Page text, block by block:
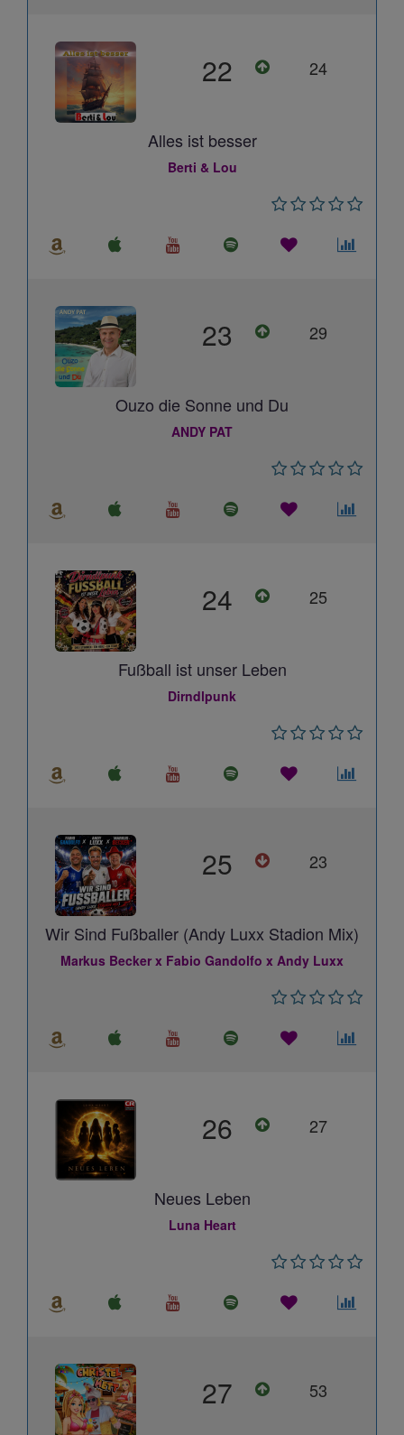
22 24
Alles ist besser
Berti & Lou
23 29
Ouzo die Sonne und Du
ANDY PAT
24 25
Fußball ist unser Leben
Dirndlpunk
25 23
Wir Sind Fußballer (Andy Luxx Stadion Mix)
Markus Becker x Fabio Gandolfo x Andy Luxx
26 27
Neues Leben
Luna Heart
27 53